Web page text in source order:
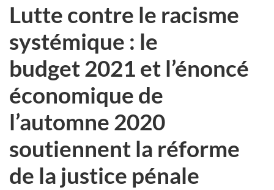
ici :
Lutte contre le racisme
systémique : le
budget 2021 et l’énoncé
économique de
l’automne 2020
soutiennent la réforme
de la justice pénale